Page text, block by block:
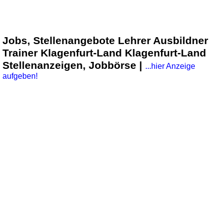
Jobs, Stellenangebote Lehrer Ausbildner
Trainer Klagenfurt-Land Klagenfurt-Land
Stellenanzeigen, Jobbörse | ...hier Anzeige
aufgeben!